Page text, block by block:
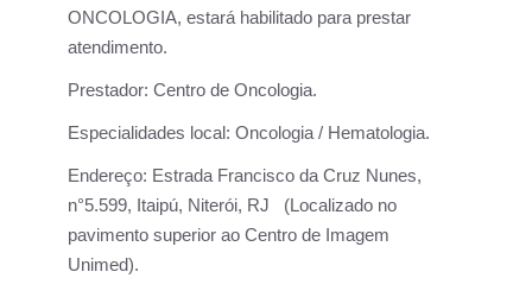
ONCOLOGIA, estará habilitado para prestar
atendimento.
Prestador: Centro de Oncologia.
Especialidades local: Oncologia / Hematologia.
Endereço: Estrada Francisco da Cruz Nunes,
n°5.599, Itaipú, Niterói, RJ (Localizado no
pavimento superior ao Centro de Imagem
Unimed).